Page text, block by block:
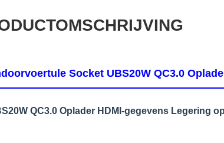
Socket UBS20W QC3.0
QC3.0 Oplader HDMI-gegevens Legering